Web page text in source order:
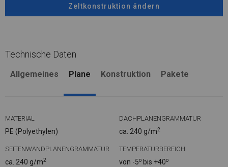
Zeltkonstruktion ändern
Technische Daten
Allgemeines Plane Konstruktion Pakete
MATERIAL
PE (Polyethylen)
DACHPLANENGRAMMATUR
ca. 240 g/m2
SEITENWANDPLANENGRAMMATUR
ca. 240 g/m2
TEMPERATURBEREICH
von -5o bis +40o